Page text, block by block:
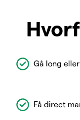
Gå long
Få direct